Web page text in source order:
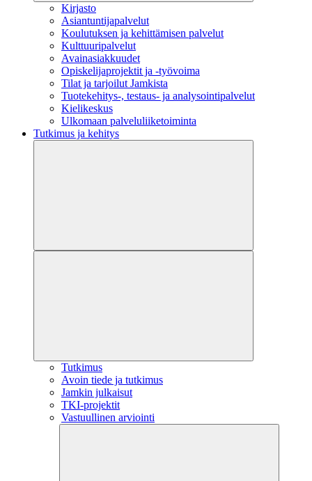
Kirjasto
Asiantuntijapalvelut
Koulutuksen ja kehittämisen palvelut
Kulttuuripalvelut
Avainasiakkuudet
Opiskelijaprojektit​ ja -työvoima
Tilat ja tarjoilut Jamkista
Tuotekehitys-, testaus- ja analysointipalvelut
Kielikeskus
Ulkomaan palveluliiketoiminta
Tutkimus ja kehitys
Tutkimus
Avoin tiede ja tutkimus
Jamkin julkaisut
TKI-projektit
Vastuullinen arviointi